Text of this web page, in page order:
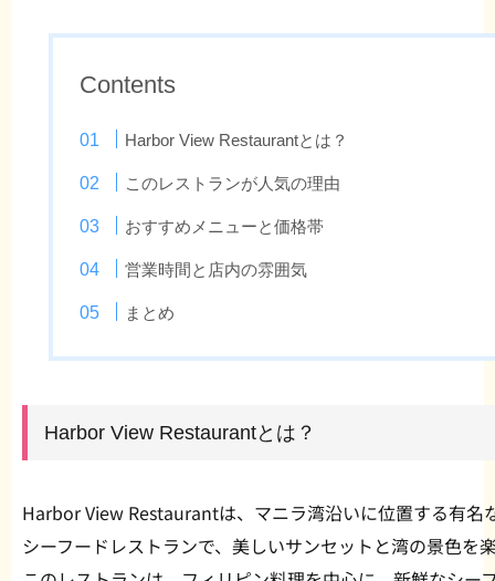
Contents
Harbor View Restaurantとは？
このレストランが人気の理由
おすすめメニューと価格帯
営業時間と店内の雰囲気
まとめ
Harbor View Restaurantとは？
Harbor View Restaurantは、マニラ湾沿いに位置する有名
シーフードレストランで、美しいサンセットと湾の景色を